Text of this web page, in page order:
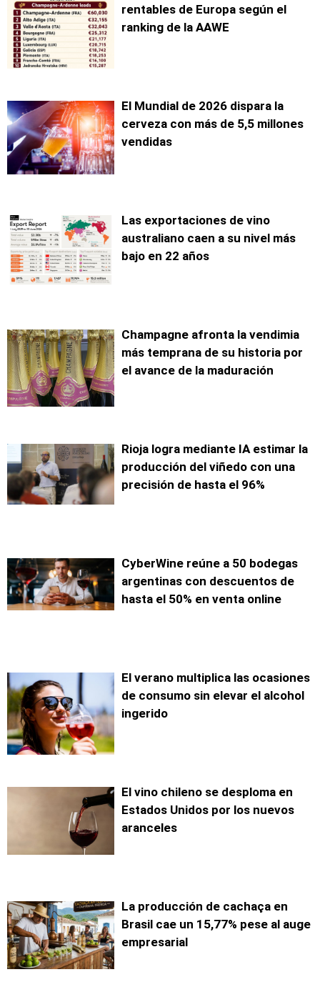
rentables de Europa según el
ranking de la AAWE
El Mundial de 2026 dispara la
cerveza con más de 5,5 millones
vendidas
Las exportaciones de vino
australiano caen a su nivel más
bajo en 22 años
Champagne afronta la vendimia
más temprana de su historia por
el avance de la maduración
Rioja logra mediante IA estimar la
producción del viñedo con una
precisión de hasta el 96%
CyberWine reúne a 50 bodegas
argentinas con descuentos de
hasta el 50% en venta online
El verano multiplica las ocasiones
de consumo sin elevar el alcohol
ingerido
El vino chileno se desploma en
Estados Unidos por los nuevos
aranceles
La producción de cachaça en
Brasil cae un 15,77% pese al auge
empresarial